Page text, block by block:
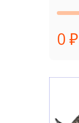
0 ₽